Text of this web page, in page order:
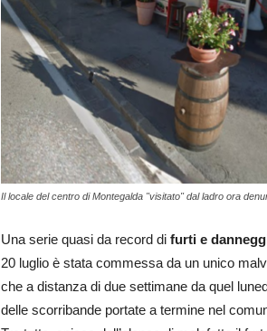
Il locale del centro di Montegalda "visitato" dal ladro ora
Una serie quasi da record di furti e
20 luglio è stata commessa da un unico
che a distanza di due settimane da quel
delle scorribande portate a termine nel